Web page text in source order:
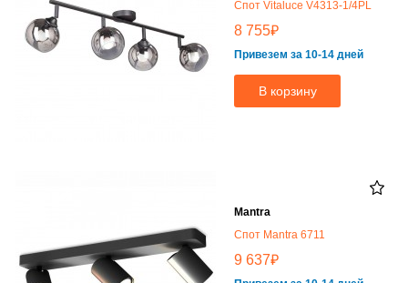
Спот Vitaluce V4313-1/4PL
8 755₽
Привезем за 10-14 дней
В корзину
Mantra
Спот Mantra 6711
9 637₽